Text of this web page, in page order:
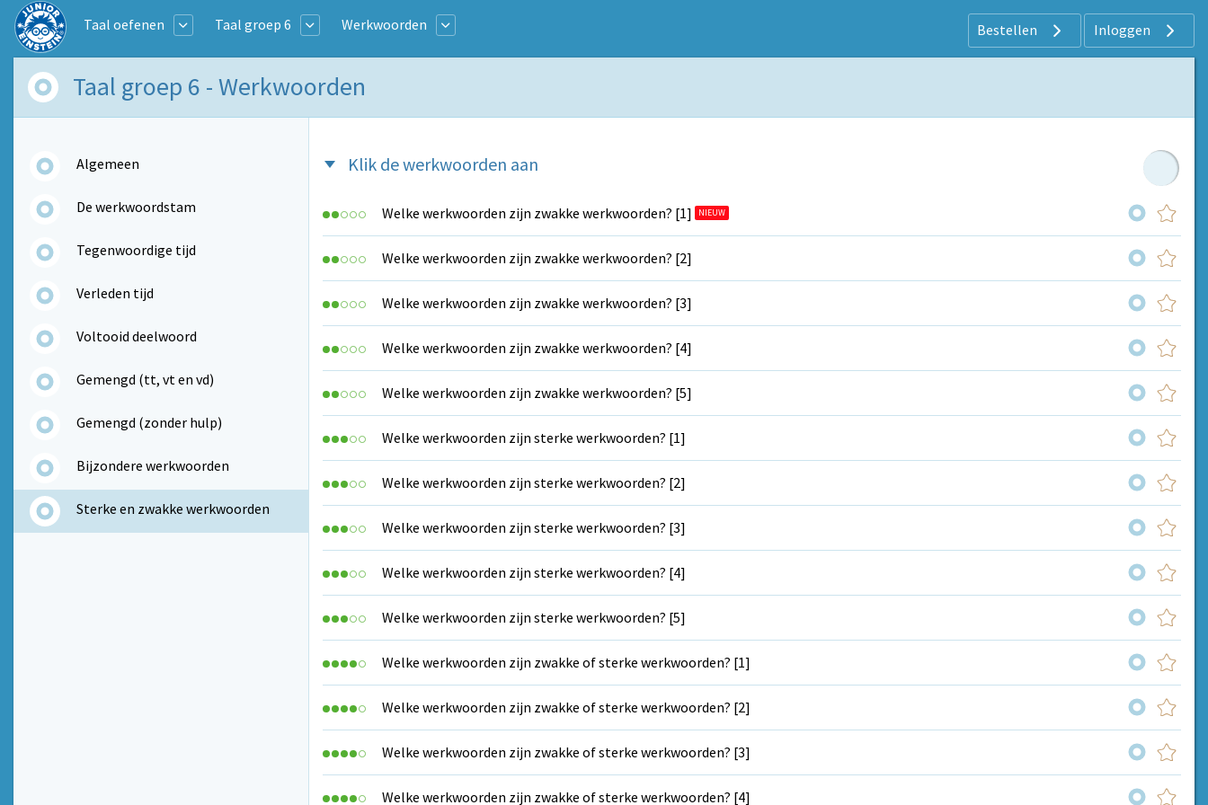
Taal oefenen Taal groep 6 Werkwoorden Bestellen Inloggen
Taal groep 6 - Werkwoorden
Algemeen
De werkwoordstam
Tegenwoordige tijd
Verleden tijd
Voltooid deelwoord
Gemengd (tt, vt en vd)
Gemengd (zonder hulp)
Bijzondere werkwoorden
Sterke en zwakke werkwoorden
Klik de werkwoorden aan
Welke werkwoorden zijn zwakke werkwoorden? [1] NIEUW
Welke werkwoorden zijn zwakke werkwoorden? [2]
Welke werkwoorden zijn zwakke werkwoorden? [3]
Welke werkwoorden zijn zwakke werkwoorden? [4]
Welke werkwoorden zijn zwakke werkwoorden? [5]
Welke werkwoorden zijn sterke werkwoorden? [1]
Welke werkwoorden zijn sterke werkwoorden? [2]
Welke werkwoorden zijn sterke werkwoorden? [3]
Welke werkwoorden zijn sterke werkwoorden? [4]
Welke werkwoorden zijn sterke werkwoorden? [5]
Welke werkwoorden zijn zwakke of sterke werkwoorden? [1]
Welke werkwoorden zijn zwakke of sterke werkwoorden? [2]
Welke werkwoorden zijn zwakke of sterke werkwoorden? [3]
Welke werkwoorden zijn zwakke of sterke werkwoorden? [4]